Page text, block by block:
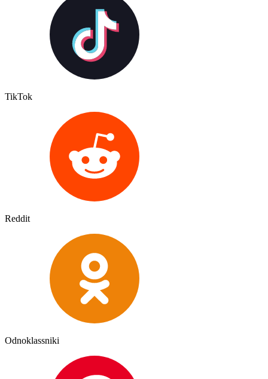
TikTok
Reddit
Odnoklassniki